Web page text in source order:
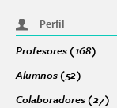
Perfil
Profesores (168)
Alumnos (52)
Colaboradores (27)